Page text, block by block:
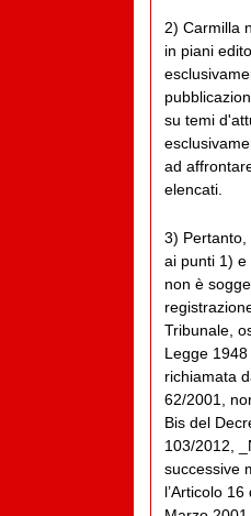
2) Carmilla
in piani
su temi
ad
elencati.
3)
ai punti 1) e
non è
Tribunale,
Legge 1948
richiamata
62/2001,
Bis del
103/2012,
successive
l’Articolo